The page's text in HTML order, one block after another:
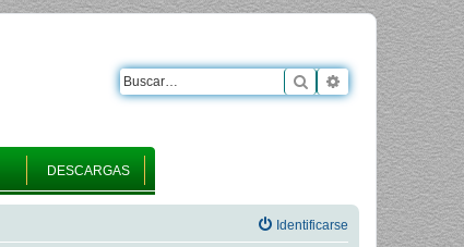
DESCARGAS
Buscar Búsqueda
Identificarse